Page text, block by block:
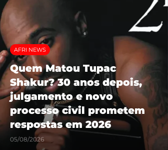
AFRI NEWS
Quem Matou Tupac
Shakur? 30 anos depois,
julgamento e novo
processo civil prometem
respostas em 2026
05/08/2026